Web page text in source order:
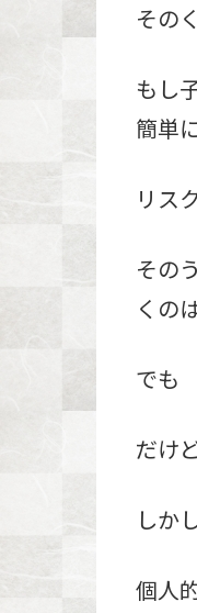
その
もし
簡単
リス
その
くの
でも
だけ
しか
個人